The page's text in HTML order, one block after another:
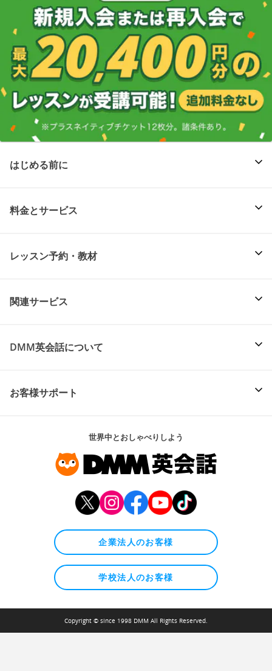
はじめる前に
料金とサービス
レッスン予約・教材
関連サービス
DMM英会話について
お客様サポート
世界中とおしゃべりしよう
企業法人のお客様
学校法人のお客様
Copyright © since 1998 DMM All Rights Reserved.